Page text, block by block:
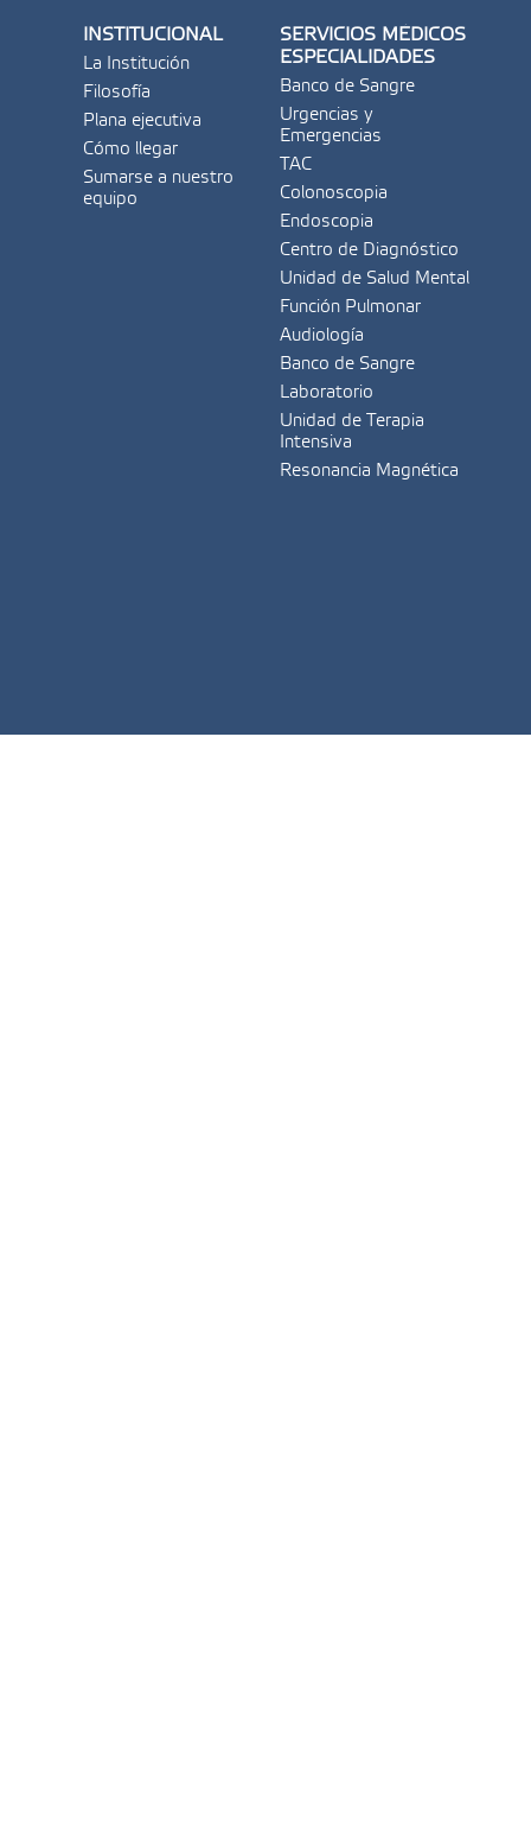
INSTITUCIONAL
La Institución
Filosofía
Plana ejecutiva
Cómo llegar
Sumarse a nuestro
equipo
SERVICIOS MÉDICOS
ESPECIALIDADES
Banco de Sangre
Urgencias y
Emergencias
TAC
Colonoscopia
Endoscopia
Centro de Diagnóstico
Unidad de Salud Mental
Función Pulmonar
Audiología
Banco de Sangre
Laboratorio
Unidad de Terapia
Intensiva
Resonancia Magnética